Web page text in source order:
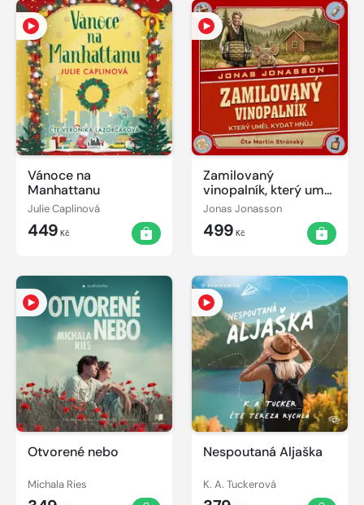
Vánoce na
Manhattanu
Julie Caplinová
449 Kč
Zamilovaný
vinopalník, který uměl
kydat hnůj
Jonas Jonasson
499 Kč
Otvorené nebo
Michala Ries
Nespoutaná Aljaška
K. A. Tuckerová